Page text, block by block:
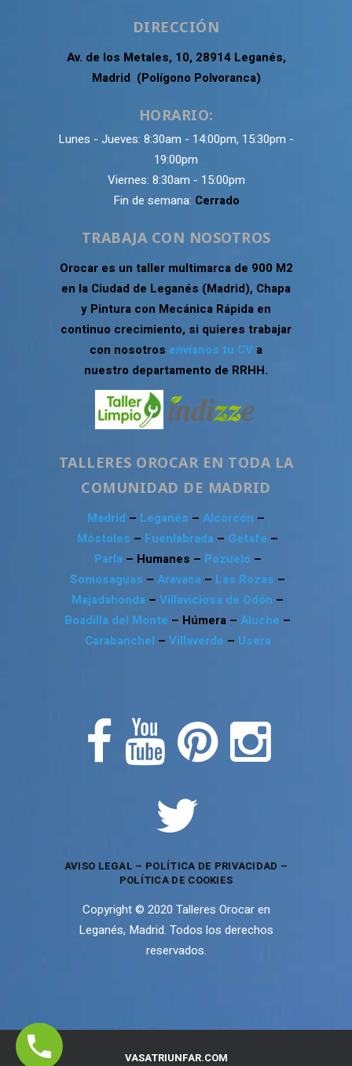
DIRECCIÓN
Av. de los Metales, 10, 28914 Leganés,
Madrid (Polígono Polvoranca)
HORARIO:
Lunes - Jueves: 8:30am - 14:00pm, 15:30pm -
19:00pm
Viernes: 8:30am - 15:00pm
Fin de semana: Cerrado
TRABAJA CON NOSOTROS
Orocar es un taller multimarca de 900 M2
en la Ciudad de Leganés (Madrid), Chapa
y Pintura con Mecánica Rápida en
continuo crecimiento, si quieres trabajar
con nosotros envíanos tu CV a
nuestro departamento de RRHH.
TALLERES OROCAR EN TODA LA
COMUNIDAD DE MADRID
Madrid – Leganés – Alcorcón –
Móstoles – Fuenlabrada – Getafe –
Parla – Humanes – Pozuelo –
Somosaguas – Aravaca – Las Rozas –
Majadahonda – Villaviciosa de Odón –
Boadilla del Monte – Húmera – Aluche –
Carabanchel – Villaverde – Usera
AVISO LEGAL – POLÍTICA DE PRIVACIDAD –
POLÍTICA DE COOKIES
Copyright © 2020 Talleres Orocar en
Leganés, Madrid. Todos los derechos
reservados.
VASATRIUNFAR.COM